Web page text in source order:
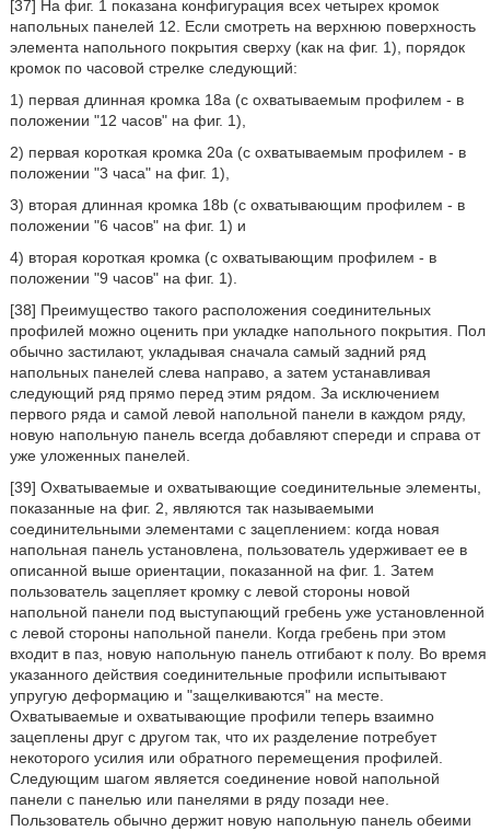
[37] На фиг. 1 показана конфигурация всех четырех кромок
напольных панелей 12. Если смотреть на верхнюю поверхность
элемента напольного покрытия сверху (как на фиг. 1), порядок
кромок по часовой стрелке следующий:
1) первая длинная кромка 18а (с охватываемым профилем - в
положении "12 часов" на фиг. 1),
2) первая короткая кромка 20а (с охватываемым профилем - в
положении "3 часа" на фиг. 1),
3) вторая длинная кромка 18b (с охватывающим профилем - в
положении "6 часов" на фиг. 1) и
4) вторая короткая кромка (с охватывающим профилем - в
положении "9 часов" на фиг. 1).
[38] Преимущество такого расположения соединительных
профилей можно оценить при укладке напольного покрытия. Пол
обычно застилают, укладывая сначала самый задний ряд
напольных панелей слева направо, а затем устанавливая
следующий ряд прямо перед этим рядом. За исключением
первого ряда и самой левой напольной панели в каждом ряду,
новую напольную панель всегда добавляют спереди и справа от
уже уложенных панелей.
[39] Охватываемые и охватывающие соединительные элементы,
показанные на фиг. 2, являются так называемыми
соединительными элементами с зацеплением: когда новая
напольная панель установлена, пользователь удерживает ее в
описанной выше ориентации, показанной на фиг. 1. Затем
пользователь зацепляет кромку с левой стороны новой
напольной панели под выступающий гребень уже установленной
с левой стороны напольной панели. Когда гребень при этом
входит в паз, новую напольную панель отгибают к полу. Во время
указанного действия соединительные профили испытывают
упругую деформацию и "защелкиваются" на месте.
Охватываемые и охватывающие профили теперь взаимно
зацеплены друг с другом так, что их разделение потребует
некоторого усилия или обратного перемещения профилей.
Следующим шагом является соединение новой напольной
панели с панелью или панелями в ряду позади нее.
Пользователь обычно держит новую напольную панель обеими